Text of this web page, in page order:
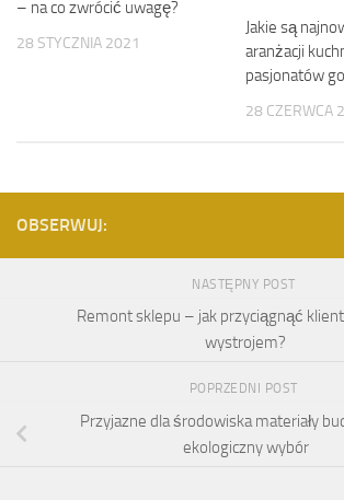
– na co zwrócić uwagę?
28 STYCZNIA 2021
Jakie są
aranżacji
pasjonatów
28 CZERWCA
OBSERWUJ:
NASTĘPNY POST
Remont sklepu – jak przyciągnąć
wystrojem?
POPRZEDNI POST
Przyjazne dla środowiska materiały
ekologiczny wybór